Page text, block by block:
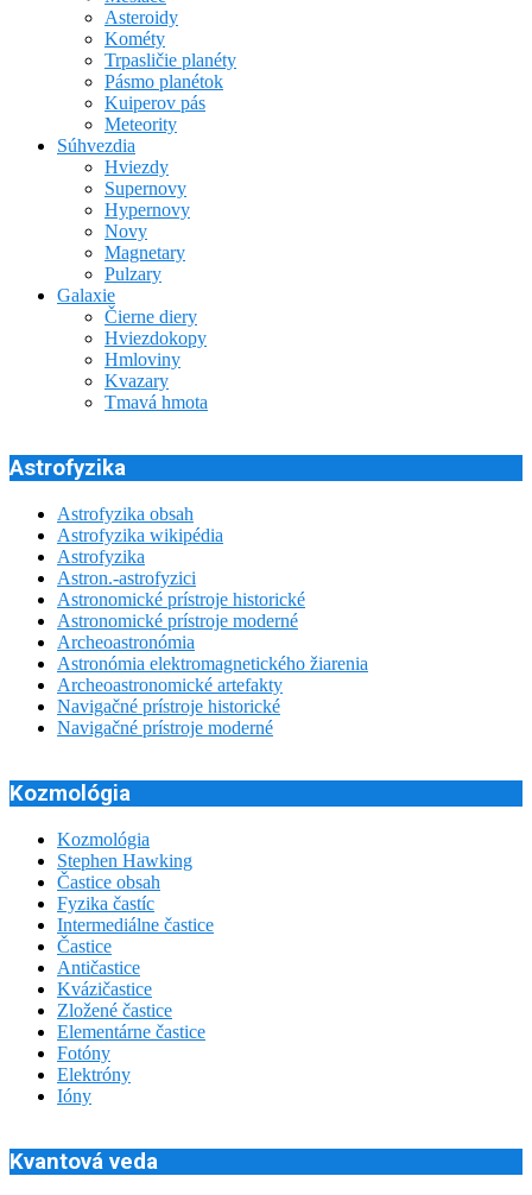
Asteroidy
Kométy
Trpasličie planéty
Pásmo planétok
Kuiperov pás
Meteority
Súhvezdia
Hviezdy
Supernovy
Hypernovy
Novy
Magnetary
Pulzary
Galaxie
Čierne diery
Hviezdokopy
Hmloviny
Kvazary
Tmavá hmota
Astrofyzika
Astrofyzika obsah
Astrofyzika wikipédia
Astrofyzika
Astron.-astrofyzici
Astronomické prístroje historické
Astronomické prístroje moderné
Archeoastronómia
Astronómia elektromagnetického žiarenia
Archeoastronomické artefakty
Navigačné prístroje historické
Navigačné prístroje moderné
Kozmológia
Kozmológia
Stephen Hawking
Častice obsah
Fyzika častíc
Intermediálne častice
Častice
Antičastice
Kvázičastice
Zložené častice
Elementárne častice
Fotóny
Elektróny
Ióny
Kvantová veda